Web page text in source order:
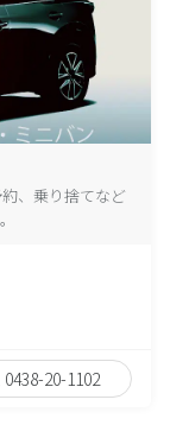
、乗り捨てなど
0438-20-1102